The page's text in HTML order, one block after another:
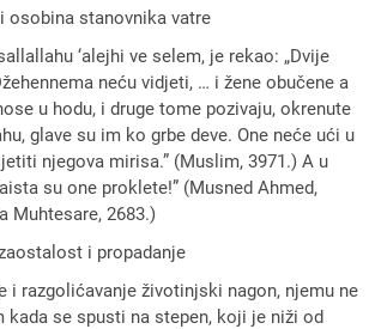
osobina stanovnika vatre
‘alejhi ve selem, je rekao: „Dvije
neću vidjeti, … i žene obučene a
u hodu, i druge tome pozivaju, okrenute
glave su im ko grbe deve. One neće ući u
njegova mirisa.” (Muslim, 3971.) A u
su one proklete!” (Musned Ahmed,
Muhtesare, 2683.)
i propadanje
i razgolićavanje životinjski nagon, njemu ne
kada se spusti na stepen, koji je niži od